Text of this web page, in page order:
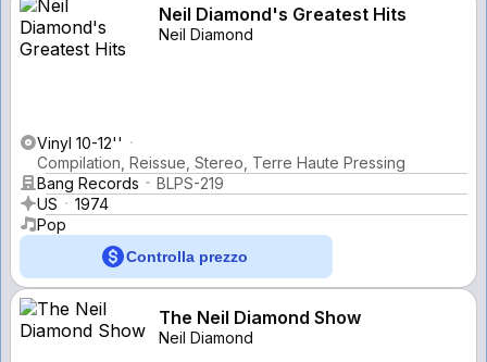
Neil Diamond's Greatest Hits
Neil Diamond
Vinyl 10-12''
Compilation, Reissue, Stereo, Terre Haute Pressing
Bang Records
BLPS-219
US
1974
Pop
Controlla prezzo
The Neil Diamond Show
Neil Diamond